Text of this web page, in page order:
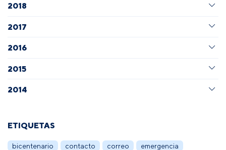
2018
2017
2016
2015
2014
ETIQUETAS
bicentenario contacto correo
emergencia